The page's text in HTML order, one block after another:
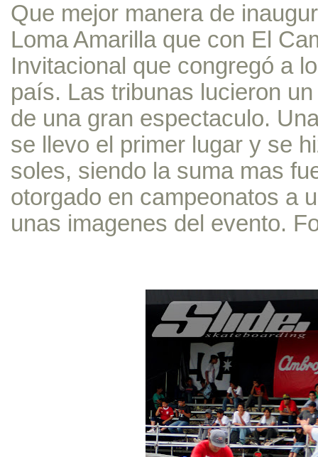
Que mejor manera de
Loma Amarilla que con El
Invitacional que congregó a
país. Las tribunas lucieron
de una gran espectaculo.
se llevo el primer lugar y se
soles, siendo la suma mas
otorgado en campeonatos a
unas imagenes del evento.